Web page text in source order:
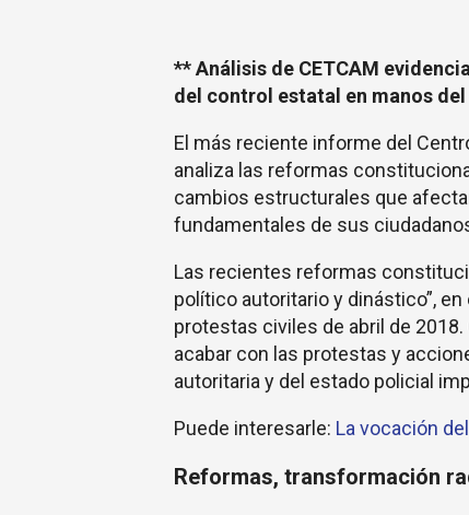
** Análisis de CETCAM
del control estatal en manos
El más reciente informe del
analiza las reformas
cambios estructurales que
fundamentales de sus
Las recientes reformas
político autoritario y dinástico”,
protestas civiles de abril de 2018.
acabar con las protestas y
autoritaria y del estado policial
Puede interesarle: La vocación
Reformas, transformación